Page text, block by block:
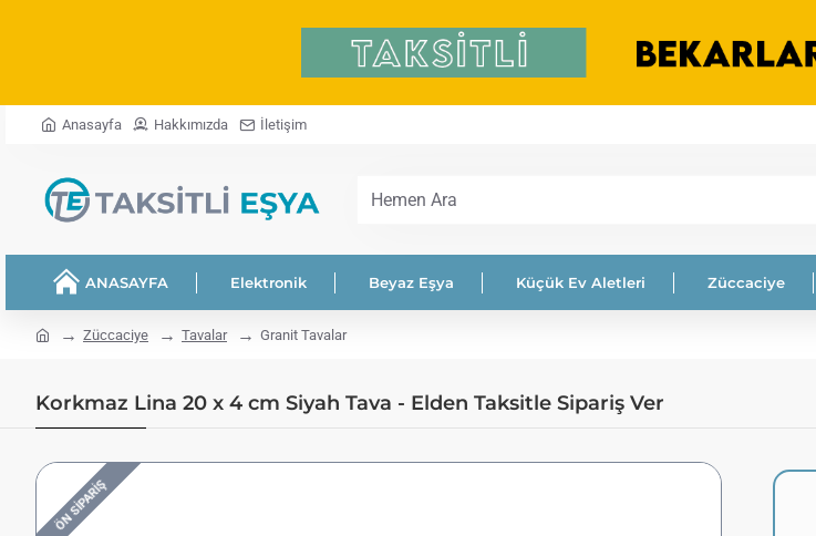
Anasayfa Hakkımızda İletişim
Hemen
ANASAYFA Elektronik Beyaz Eşya Küçük Ev Aletleri Züccaciye
homeZüccaciye Tavalar Granit Tavalar
Korkmaz Lina 20 x 4 cm Siyah Tava - Elden Taksitle Sipariş Ver
ÖN SIPARIŞ